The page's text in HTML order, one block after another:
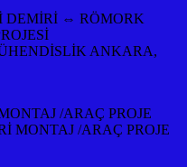
DEMİRİ ⇔ RÖMORK
ANKARA,
/ARAÇ PROJE
MONTAJ /ARAÇ PROJE